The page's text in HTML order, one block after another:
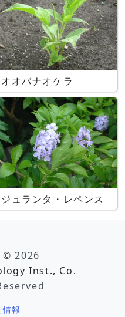
オオバナオケラ
ジュランタ・レペンス
2026
Inst., Co.
報